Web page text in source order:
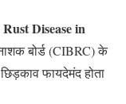
Rust Disease in
बोर्ड (CIBRC) के
फायदेमंद होता